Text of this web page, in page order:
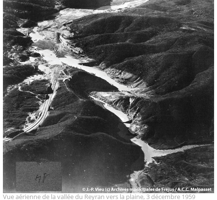
Vue aérienne de la vallée du Reyran vers la plaine, 3 décembre 1959